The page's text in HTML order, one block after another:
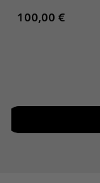
Regular price:
100,00 €